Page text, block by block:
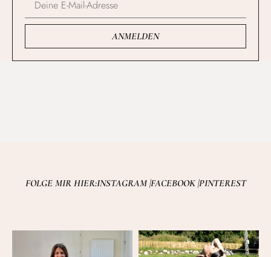
ANMELDEN
FOLGE MIR HIER:INSTAGRAM |FACEBOOK |PINTEREST